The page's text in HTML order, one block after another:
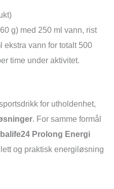
g) med 250 ml vann, rist
ekstra vann for totalt 500
time under aktivitet.
for utholdenhet,
. For samme formål
Prolong Energi
og praktisk energiløsning